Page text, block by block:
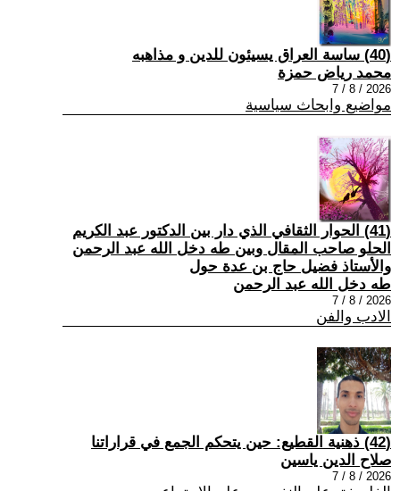
(40) ساسة العراق يسيئون للدين و مذاهبه
محمد رياض حمزة
2026 / 8 / 7
مواضيع وابحاث سياسية
(41) الحوار الثقافي الذي دار بين الدكتور عبد الكريم
الحلو صاحب المقال وبين طه دخل الله عبد الرحمن
والأستاذ فضيل حاج بن عدة حول
طه دخل الله عبد الرحمن
2026 / 8 / 7
الادب والفن
(42) ذهنية القطيع: حين يتحكم الجمع في قراراتنا
صلاح الدين ياسين
2026 / 8 / 7